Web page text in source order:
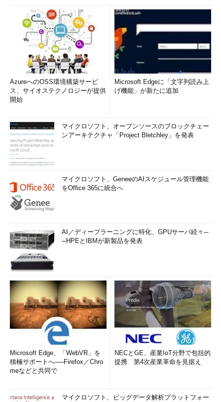
AzureへのOSS環境構築サービ
ス、サイオステクノロジーが提供
開始
Microsoft Edgeに「文字列読み上
げ機能」が新たに追加
マイクロソフト、オープンソースのブロックチェー
ンアーキテクチャ「Project Bletchley」を発表
マイクロソフト、GeneeのAIスケジュール管理機能
をOffice 365に統合へ
AI／ディープラーニングに特化、GPUサーバ続々─
─HPEとIBMが新製品を発表
Microsoft Edge、「WebVR」を
積極サポートへ──Firefox／Chro
meなどと共同で
NECとGE、産業IoT分野で包括的
提携 第4次産業革命を見据え
マイクロソフト、ビッグデータ解析プラットフォー